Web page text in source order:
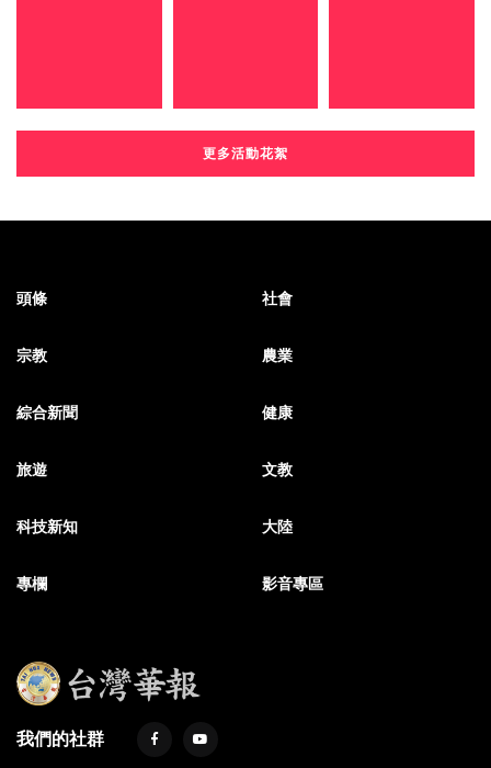
更多活動花絮
頭條 社會
宗教 農業
綜合新聞 健康
旅遊 文教
科技新知 大陸
專欄 影音專區
我們的社群